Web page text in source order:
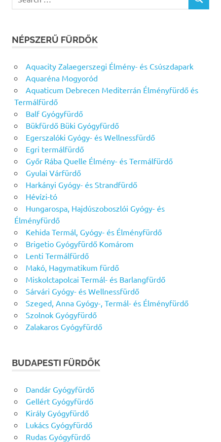
for:
SEARCH
NÉPSZERŰ FÜRDŐK
Aquacity Zalaegerszegi Élmény- és Csúszdapark
Aquaréna Mogyoród
Aquaticum Debrecen Mediterrán Élményfürdő és
Termálfürdő
Balf Gyógyfürdő
Bükfürdő Büki Gyógyfürdő
Egerszalóki Gyógy- és Wellnessfürdő
Egri termálfürdő
Győr Rába Quelle Élmény- és Termálfürdő
Gyulai Várfürdő
Harkányi Gyógy- és Strandfürdő
Hévízi-tó
Hungarospa, Hajdúszoboszlói Gyógy- és
Élményfürdő
Kehida Termál, Gyógy- és Élményfürdő
Brigetio Gyógyfürdő Komárom
Lenti Termálfürdő
Makó, Hagymatikum fürdő
Miskolctapolcai Termál- és Barlangfürdő
Sárvári Gyógy- és Wellnessfürdő
Szeged, Anna Gyógy-, Termál- és Élményfürdő
Szolnok Gyógyfürdő
Zalakaros Gyógyfürdő
BUDAPESTI FÜRDŐK
Dandár Gyógyfürdő
Gellért Gyógyfürdő
Király Gyógyfürdő
Lukács Gyógyfürdő
Rudas Gyógyfürdő